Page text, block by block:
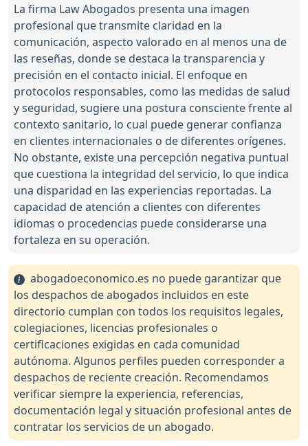
La firma Law Abogados presenta una imagen
profesional que transmite claridad en la
comunicación, aspecto valorado en al menos una de
las reseñas, donde se destaca la transparencia y
precisión en el contacto inicial. El enfoque en
protocolos responsables, como las medidas de salud
y seguridad, sugiere una postura consciente frente al
contexto sanitario, lo cual puede generar confianza
en clientes internacionales o de diferentes orígenes.
No obstante, existe una percepción negativa puntual
que cuestiona la integridad del servicio, lo que indica
una disparidad en las experiencias reportadas. La
capacidad de atención a clientes con diferentes
idiomas o procedencias puede considerarse una
fortaleza en su operación.
abogadoeconomico.es no puede garantizar que
los despachos de abogados incluidos en este
directorio cumplan con todos los requisitos legales,
colegiaciones, licencias profesionales o
certificaciones exigidas en cada comunidad
autónoma. Algunos perfiles pueden corresponder a
despachos de reciente creación. Recomendamos
verificar siempre la experiencia, referencias,
documentación legal y situación profesional antes de
contratar los servicios de un abogado.